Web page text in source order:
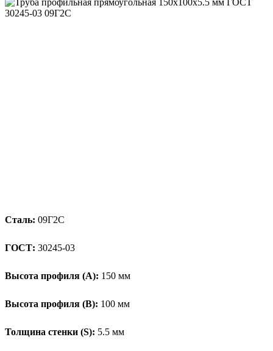
Сталь: 09Г2С
ГОСТ: 30245-03
Высота профиля (А): 150 мм
Высота профиля (B): 100 мм
Толщина стенки (S): 5.5 мм